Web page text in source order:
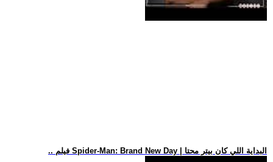
.. فيلم Spider-Man: Brand New Day | البداية اللي كان بيتر محتا